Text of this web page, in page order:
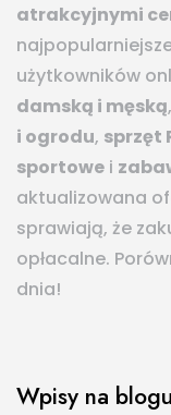
atrakcyjnymi
użytkowników
damską i męską,
i ogrodu, sprzęt
sportowe i
aktualizowana
sprawiają, że
opłacalne.
dnia!
Wpisy na blogu